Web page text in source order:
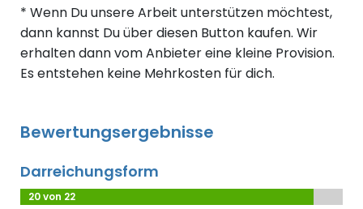
* Wenn Du unsere Arbeit unterstützen möchtest,
dann kannst Du über diesen Button kaufen. Wir
erhalten dann vom Anbieter eine kleine Provision.
Es entstehen keine Mehrkosten für dich.
Bewertungsergebnisse
Darreichungsform
20 von 22